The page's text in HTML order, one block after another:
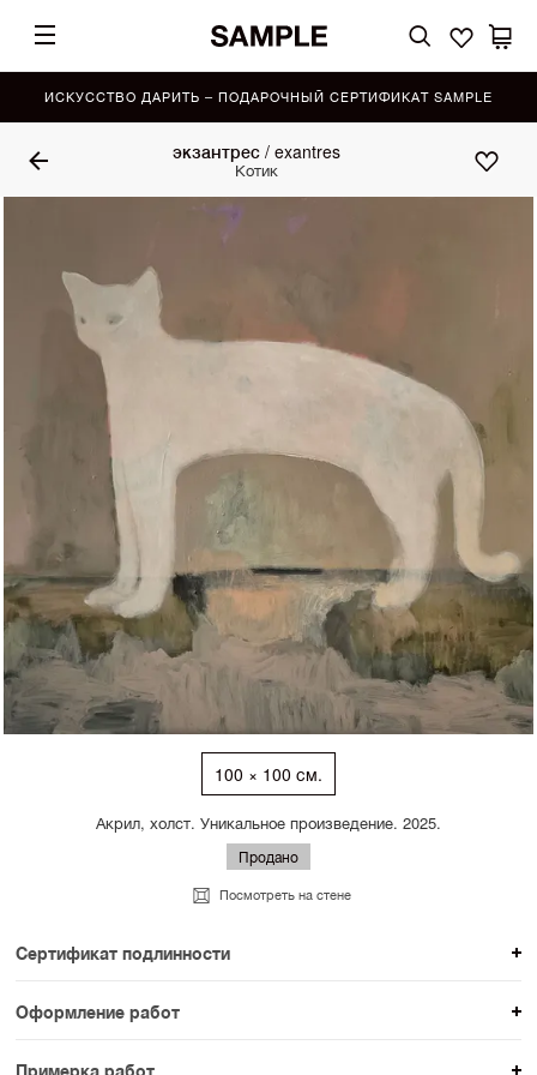
ИСКУССТВО ДАРИТЬ – ПОДАРОЧНЫЙ СЕРТИФИКАТ SAMPLE
экзантрес / exantres
Котик
100 × 100 см.
Акрил, холст. Уникальное произведение. 2025.
Продано
Посмотреть на стене
Сертификат подлинности
К каждому авторскому произведению мы
прикладываем сертификат подлинности. Для товаров
раздела SAMPLE СЕРИЯ сертификаты не
Оформление работ
При покупке произведения вы можете выбрать и
Примерка работ